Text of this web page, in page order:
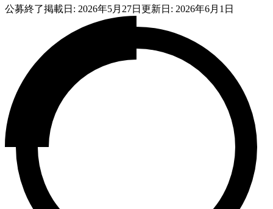
公募終了掲載日: 2026年5月27日 更新日: 2026年6月1日